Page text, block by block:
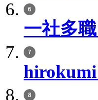
一社多職
hirokumi